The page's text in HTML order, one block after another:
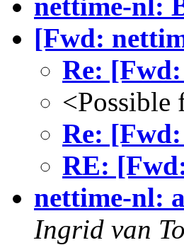
[Fwd:
Re:
Re:
RE:
nettime-nl:
Ingrid van